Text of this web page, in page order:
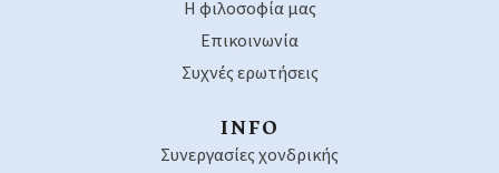
Η φιλοσοφία μας
Επικοινωνία
Συχνές ερωτήσεις
INFO
Συνεργασίες χονδρικής